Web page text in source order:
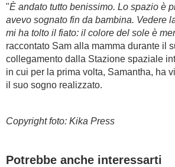
"È andato tutto benissimo. Lo spazio è
avevo sognato fin da bambina. Vedere
mi ha tolto il fiato: il colore del sole è
raccontato Sam alla mamma durante i l
collegamento dalla Stazione spaziale
in cui per la prima volta, Samantha, ha
il suo sogno realizzato.
Copyright foto: Kika Press
Potrebbe anche interessarti